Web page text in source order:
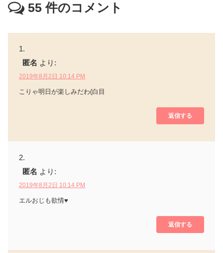
55 件のコメント
匿名 より:
2019年8月2日 10:14 PM
こりゃ明日が楽しみだわ(白目
返信する
匿名 より:
2019年8月2日 10:14 PM
エルおじも欲情♥
返信する